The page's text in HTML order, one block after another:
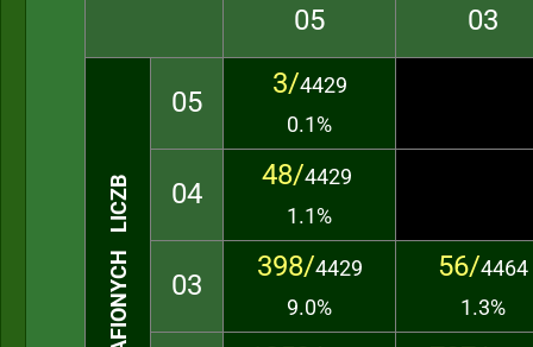
05 03
TRAFIONYCH LICZB
05
3/4429
0.1%
04
48/4429
1.1%
03
398/4429
9.0%
56/4464
1.3%